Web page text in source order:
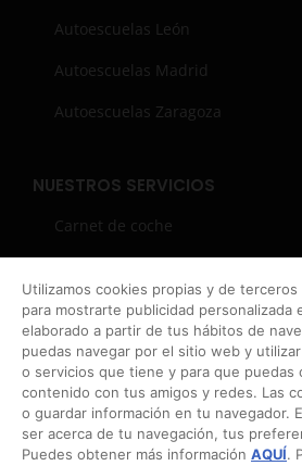
Autoescuelas León
Autoescuelas Madrid
Autoescuelas Zaragoza
NUESTROS SERVICIOS
Carnet de coche
Curso de recuperación de
Carnets profesionales
Packs
Utilizamos cookies propias y de
para mostrarte publicidad personalizada
elaborado a partir de tus hábitos de
puedas navegar por el sitio web y
o servicios que tiene y para que puedas
contenido con tus amigos y redes. Las
o guardar información en tu navegador.
ser acerca de tu navegación, tus
Puedes obtener más información AQUÍ.